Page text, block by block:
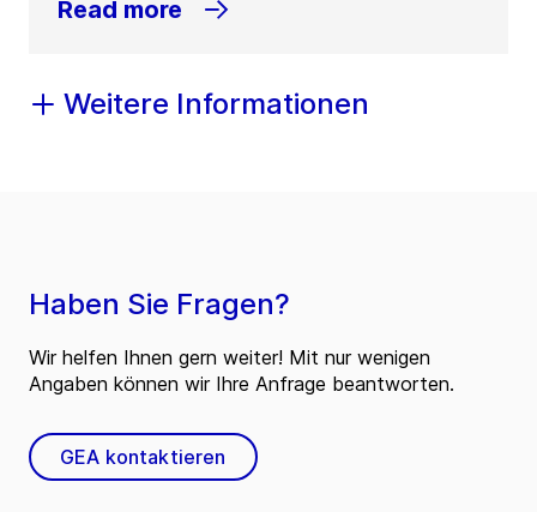
Read more
Weitere Informationen
Haben Sie Fragen?
Wir helfen Ihnen gern weiter! Mit nur wenigen
Angaben können wir Ihre Anfrage beantworten.
GEA kontaktieren